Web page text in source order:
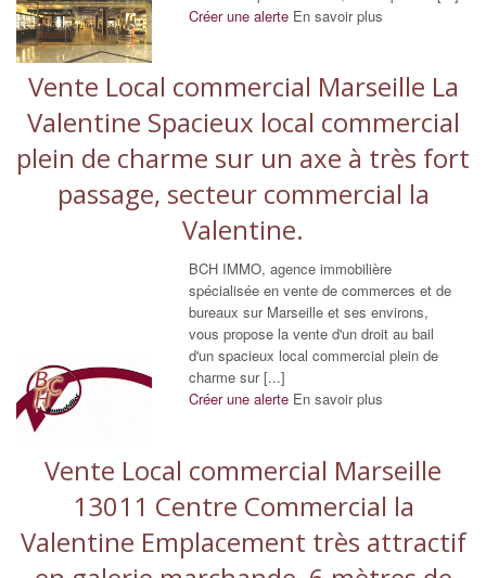
Créer une alerte En savoir plus
Vente Local commercial Marseille La
Valentine Spacieux local commercial
plein de charme sur un axe à très fort
passage, secteur commercial la
Valentine.
BCH IMMO, agence immobilière
spécialisée en vente de commerces et de
bureaux sur Marseille et ses environs,
vous propose la vente d'un droit au bail
d'un spacieux local commercial plein de
charme sur [...]
Créer une alerte En savoir plus
Vente Local commercial Marseille
13011 Centre Commercial la
Valentine Emplacement très attractif